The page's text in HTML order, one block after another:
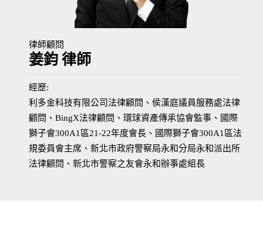
律師顧問
姜鈞 律師
經歷:
利多金科技有限公司法律顧問、侯漢庭議員服務處法律
顧問、BingX法律顧問、環球資產傳承協會監事、國際
獅子會300A1區21-22年度會長、國際獅子會300A1區法
規委員會主席、新北市政府警察局永和分局永和派出所
法律顧問、新北市警察之友會永和辦事處組長